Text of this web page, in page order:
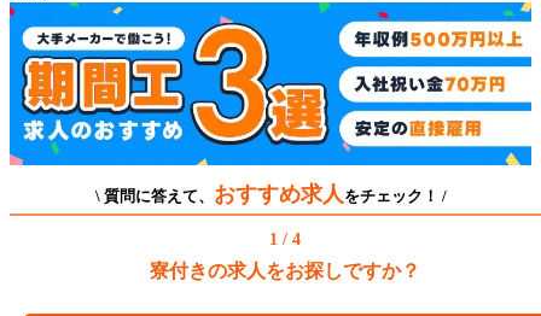
\ 質問に答えて、 おすすめ求人 をチェック！ /
1 / 4
寮付きの求人をお探しですか？